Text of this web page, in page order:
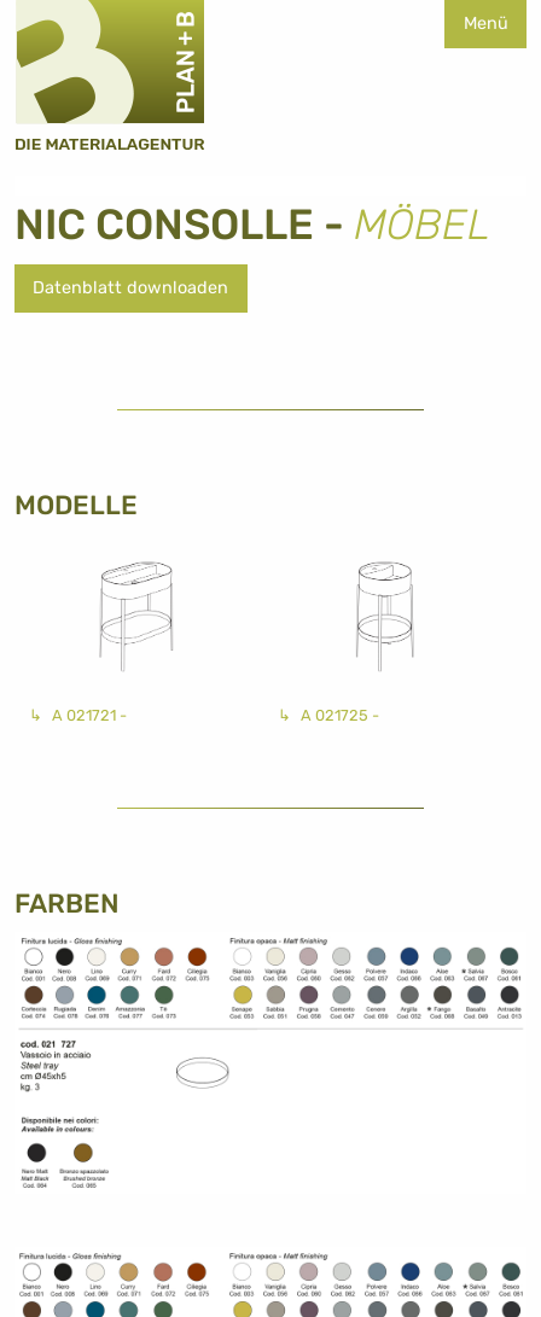
Menü
NIC CONSOLLE - MÖBEL
Datenblatt downloaden
MODELLE
A 021721 - A 021725 -
FARBEN